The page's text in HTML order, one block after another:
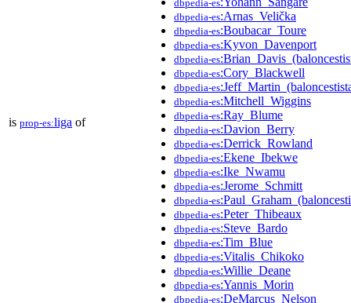
is prop-es:liga of
dbpedia-es
dbpedia-es:Arnas_Velička
dbpedia-es:Boubacar_Toure
dbpedia-es:Kyvon_Davenport
dbpedia-es
dbpedia-es:Cory_Blackwell
dbpedia-es
dbpedia-es:Mitchell_Wiggins
dbpedia-es:Ray_Blume
dbpedia-es:Davion_Berry
dbpedia-es:Derrick_Rowland
dbpedia-es:Ekene_Ibekwe
dbpedia-es:Ike_Nwamu
dbpedia-es:Jerome_Schmitt
dbpedia-es
dbpedia-es:Peter_Thibeaux
dbpedia-es:Steve_Bardo
dbpedia-es:Tim_Blue
dbpedia-es:Vitalis_Chikoko
dbpedia-es:Willie_Deane
dbpedia-es:Yannis_Morin
dbpedia-es:DeMarcus_Nelson